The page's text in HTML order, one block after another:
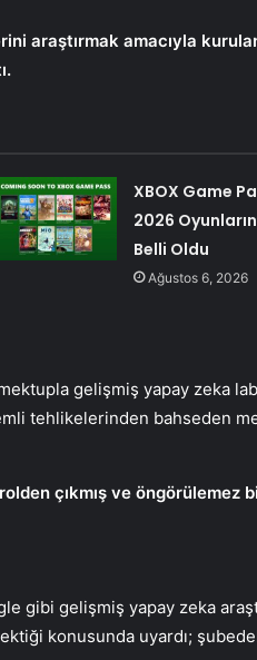
araştırmak amacıyla
XBOX Game
2026
Belli Oldu
Ağustos 6, 2026
gelişmiş yapay zeka
tehlikelerinden bahseden
çıkmış ve öngörülemez
gibi gelişmiş yapay zeka
konusunda uyardı;